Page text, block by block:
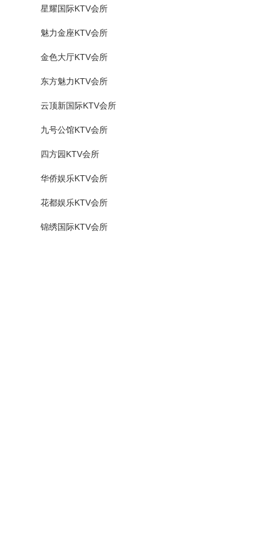
星耀国际KTV会所
魅力金座KTV会所
金色大厅KTV会所
东方魅力KTV会所
云顶新国际KTV会所
九号公馆KTV会所
四方园KTV会所
华侨娱乐KTV会所
花都娱乐KTV会所
锦绣国际KTV会所